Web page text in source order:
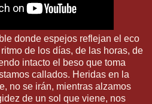
donde espejos reflejan el eco
de los días, de las horas, de
intacto el beso que toma
callados. Heridas en la
no se irán, mientras alzamos
de un sol que viene, nos